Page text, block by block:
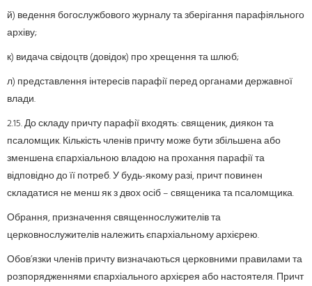
й) ведення богослужбового журналу та зберігання парафіяльного
архіву;
к) видача свідоцтв (довідок) про хрещення та шлюб;
л) представлення інтересів парафії перед органами державної
влади.
2.15. До складу причту парафії входять: священик, диякон та
псаломщик. Кількість членів причту може бути збільшена або
зменшена єпархіальною владою на прохання парафії та
відповідно до її потреб. У будь-якому разі, причт повинен
складатися не менш як з двох осіб – священика та псаломщика.
Обрання, призначення священнослужителів та
церковнослужителів належить єпархіальному архієрею.
Обов’язки членів причту визначаються церковними правилами та
розпорядженнями єпархіального архієрея або настоятеля. Причт